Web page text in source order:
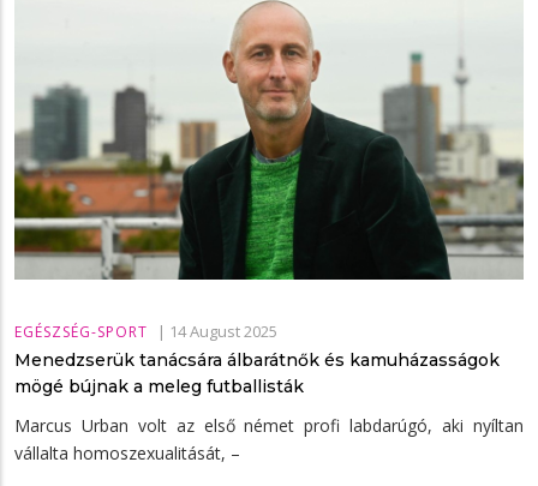
EGÉSZSÉG-SPORT | 14 August 2025
Menedzserük tanácsára álbarátnők és kamuházasságok
mögé bújnak a meleg futballisták
Marcus Urban volt az első német profi labdarúgó, aki nyíltan
vállalta homoszexualitását, –